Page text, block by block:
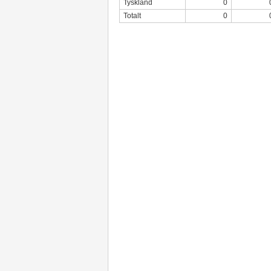
Tyskland
0
Totalt
0